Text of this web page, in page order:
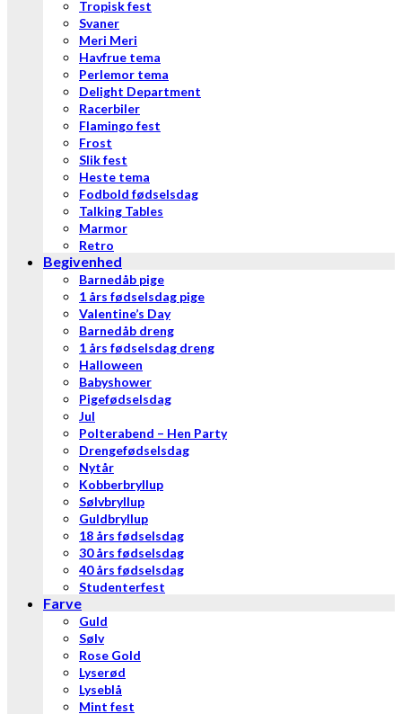
Tropisk fest
Svaner
Meri Meri
Havfrue tema
Perlemor tema
Delight Department
Racerbiler
Flamingo fest
Frost
Slik fest
Heste tema
Fodbold fødselsdag
Talking Tables
Marmor
Retro
Begivenhed
Barnedåb pige
1 års fødselsdag pige
Valentine’s Day
Barnedåb dreng
1 års fødselsdag dreng
Halloween
Babyshower
Pigefødselsdag
Jul
Polterabend – Hen Party
Drengefødselsdag
Nytår
Kobberbryllup
Sølvbryllup
Guldbryllup
18 års fødselsdag
30 års fødselsdag
40 års fødselsdag
Studenterfest
Farve
Guld
Sølv
Rose Gold
Lyserød
Lyseblå
Mint fest